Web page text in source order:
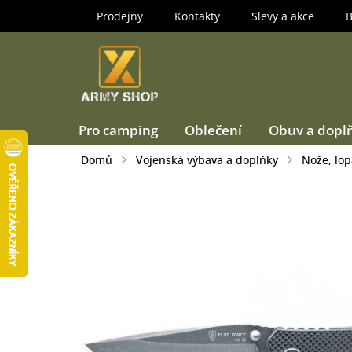
Prodejny Kontakty Slevy a akce
Pro camping Oblečení Obuv a
Domů Vojenská výbava a doplňky Nože,